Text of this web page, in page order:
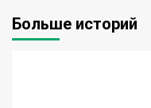
Больше историй